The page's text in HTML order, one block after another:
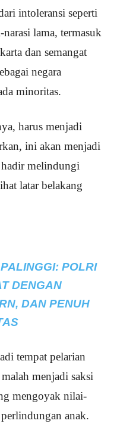
intoleransi seperti
lama, termasuk
dan semangat
negara
minoritas.
harus menjadi
ini akan menjadi
hadir melindungi
latar belakang
POLRI
DENGAN
DAN PENUH
tempat pelarian
menjadi saksi
mengoyak nilai-
anak.